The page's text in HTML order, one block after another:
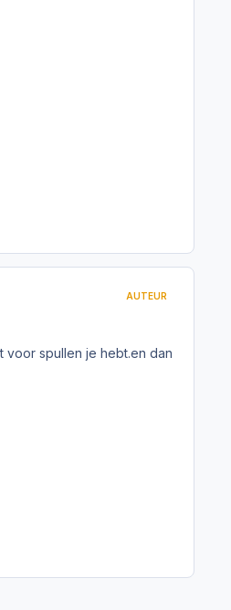
AUTEUR
voor spullen je hebt.en dan